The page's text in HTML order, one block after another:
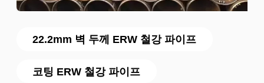
22.2mm 벽 두께 ERW 철강 파이프
코팅 ERW 철강 파이프